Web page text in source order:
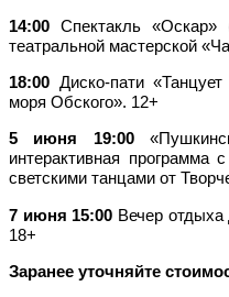
14:00 Спектакль
театральной мастерской
18:00 Диско-пати
моря Обского». 12+
5 июня 19:00
интерактивная
светскими танцами от
7 июня 15:00 Вечер отдыха
18+
Заранее уточняйте